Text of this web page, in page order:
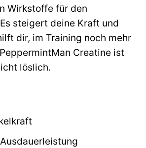
Wirkstoffe für den
steigert deine Kraft und
dir, im Training noch mehr
Creatine ist
löslich.